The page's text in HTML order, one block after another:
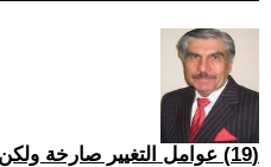
(19) عوامل التغيير صارخة ولكن فعلها ما زال خافتاً